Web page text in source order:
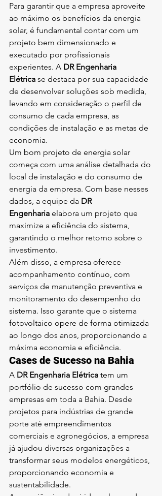
Para garantir que a empresa aproveite
ao máximo os benefícios da energia
solar, é fundamental contar com um
projeto bem dimensionado e
executado por profissionais
experientes. A DR Engenharia
Elétrica se destaca por sua capacidade
de desenvolver soluções sob medida,
levando em consideração o perfil de
consumo de cada empresa, as
condições de instalação e as metas de
economia.
Um bom projeto de energia solar
começa com uma análise detalhada do
local de instalação e do consumo de
energia da empresa. Com base nesses
dados, a equipe da DR
Engenharia elabora um projeto que
maximize a eficiência do sistema,
garantindo o melhor retorno sobre o
investimento.
Além disso, a empresa oferece
acompanhamento contínuo, com
serviços de manutenção preventiva e
monitoramento do desempenho do
sistema. Isso garante que o sistema
fotovoltaico opere de forma otimizada
ao longo dos anos, proporcionando a
máxima economia e eficiência.
Cases de Sucesso na Bahia
A DR Engenharia Elétrica tem um
portfólio de sucesso com grandes
empresas em toda a Bahia. Desde
projetos para indústrias de grande
porte até empreendimentos
comerciais e agronegócios, a empresa
já ajudou diversas organizações a
transformar seus modelos energéticos,
proporcionando economia e
sustentabilidade.